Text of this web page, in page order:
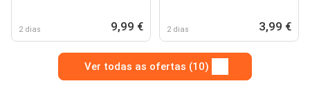
2 dias 9,99 € 2 dias 3,99 €
Ver todas as ofertas (10)